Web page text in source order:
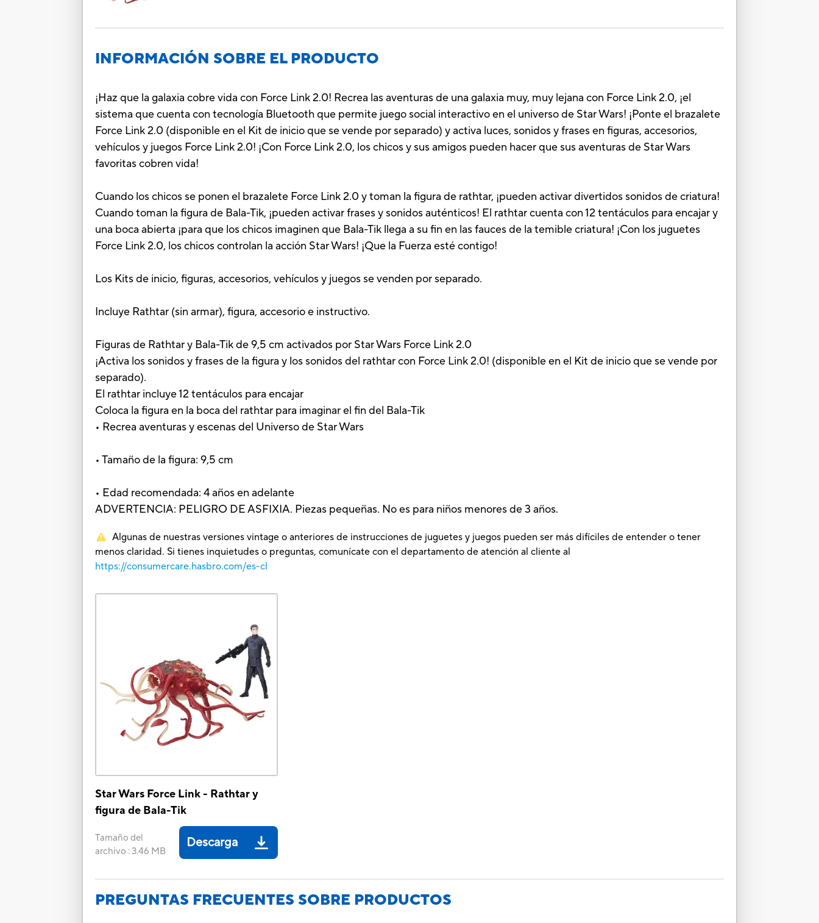
INFORMACIÓN SOBRE EL PRODUCTO
¡Haz que la galaxia cobre vida con Force Link 2.0! Recrea las aventuras de una galaxia muy, muy lejana con Force Link 2.0, ¡el
sistema que cuenta con tecnología Bluetooth que permite juego social interactivo en el universo de Star Wars! ¡Ponte el brazalete
Force Link 2.0 (disponible en el Kit de inicio que se vende por separado) y activa luces, sonidos y frases en figuras, accesorios,
vehículos y juegos Force Link 2.0! ¡Con Force Link 2.0, los chicos y sus amigos pueden hacer que sus aventuras de Star Wars
favoritas cobren vida!
Cuando los chicos se ponen el brazalete Force Link 2.0 y toman la figura de rathtar, ¡pueden activar divertidos sonidos de criatura!
Cuando toman la figura de Bala-Tik, ¡pueden activar frases y sonidos auténticos! El rathtar cuenta con 12 tentáculos para encajar y
una boca abierta ¡para que los chicos imaginen que Bala-Tik llega a su fin en las fauces de la temible criatura! ¡Con los juguetes
Force Link 2.0, los chicos controlan la acción Star Wars! ¡Que la Fuerza esté contigo!
Los Kits de inicio, figuras, accesorios, vehículos y juegos se venden por separado.
Incluye Rathtar (sin armar), figura, accesorio e instructivo.
Figuras de Rathtar y Bala-Tik de 9,5 cm activados por Star Wars Force Link 2.0
¡Activa los sonidos y frases de la figura y los sonidos del rathtar con Force Link 2.0! (disponible en el Kit de inicio que se vende por
separado).
El rathtar incluye 12 tentáculos para encajar
Coloca la figura en la boca del rathtar para imaginar el fin del Bala-Tik
• Recrea aventuras y escenas del Universo de Star Wars
• Tamaño de la figura: 9,5 cm
• Edad recomendada: 4 años en adelante
ADVERTENCIA: PELIGRO DE ASFIXIA. Piezas pequeñas. No es para niños menores de 3 años.
Algunas de nuestras versiones vintage o anteriores de instrucciones de juguetes y juegos pueden ser más difíciles de entender o tener
menos claridad. Si tienes inquietudes o preguntas, comunícate con el departamento de atención al cliente al
https://consumercare.hasbro.com/es-cl
Star Wars Force Link - Rathtar y
figura de Bala-Tik
Tamaño del
archivo :3.46 MB
Descarga
PREGUNTAS FRECUENTES SOBRE PRODUCTOS